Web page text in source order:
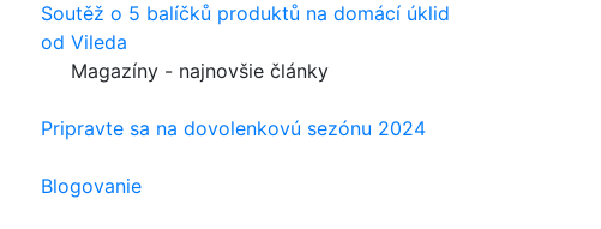
Soutěž o 5 balíčků produktů na domácí úklid
od Vileda
Magazíny - najnovšie články
Pripravte sa na dovolenkovú sezónu 2024
Blogovanie